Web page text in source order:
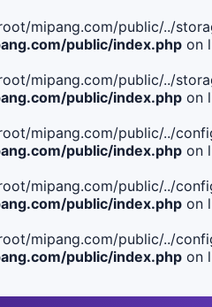
mipang.com/public/../
public/index.php on
mipang.com/public/../
public/index.php on
mipang.com/public/../
public/index.php on
mipang.com/public/../
public/index.php on
mipang.com/public/../
public/index.php on